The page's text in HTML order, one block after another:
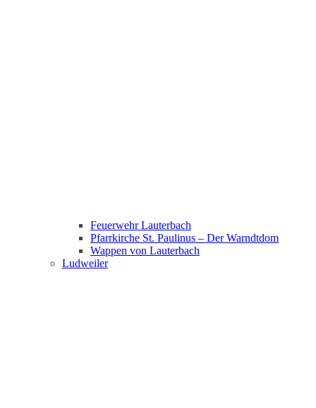
Feuerwehr Lauterbach
Pfarrkirche St. Paulinus – Der Warndtdom
Wappen von Lauterbach
Ludweiler